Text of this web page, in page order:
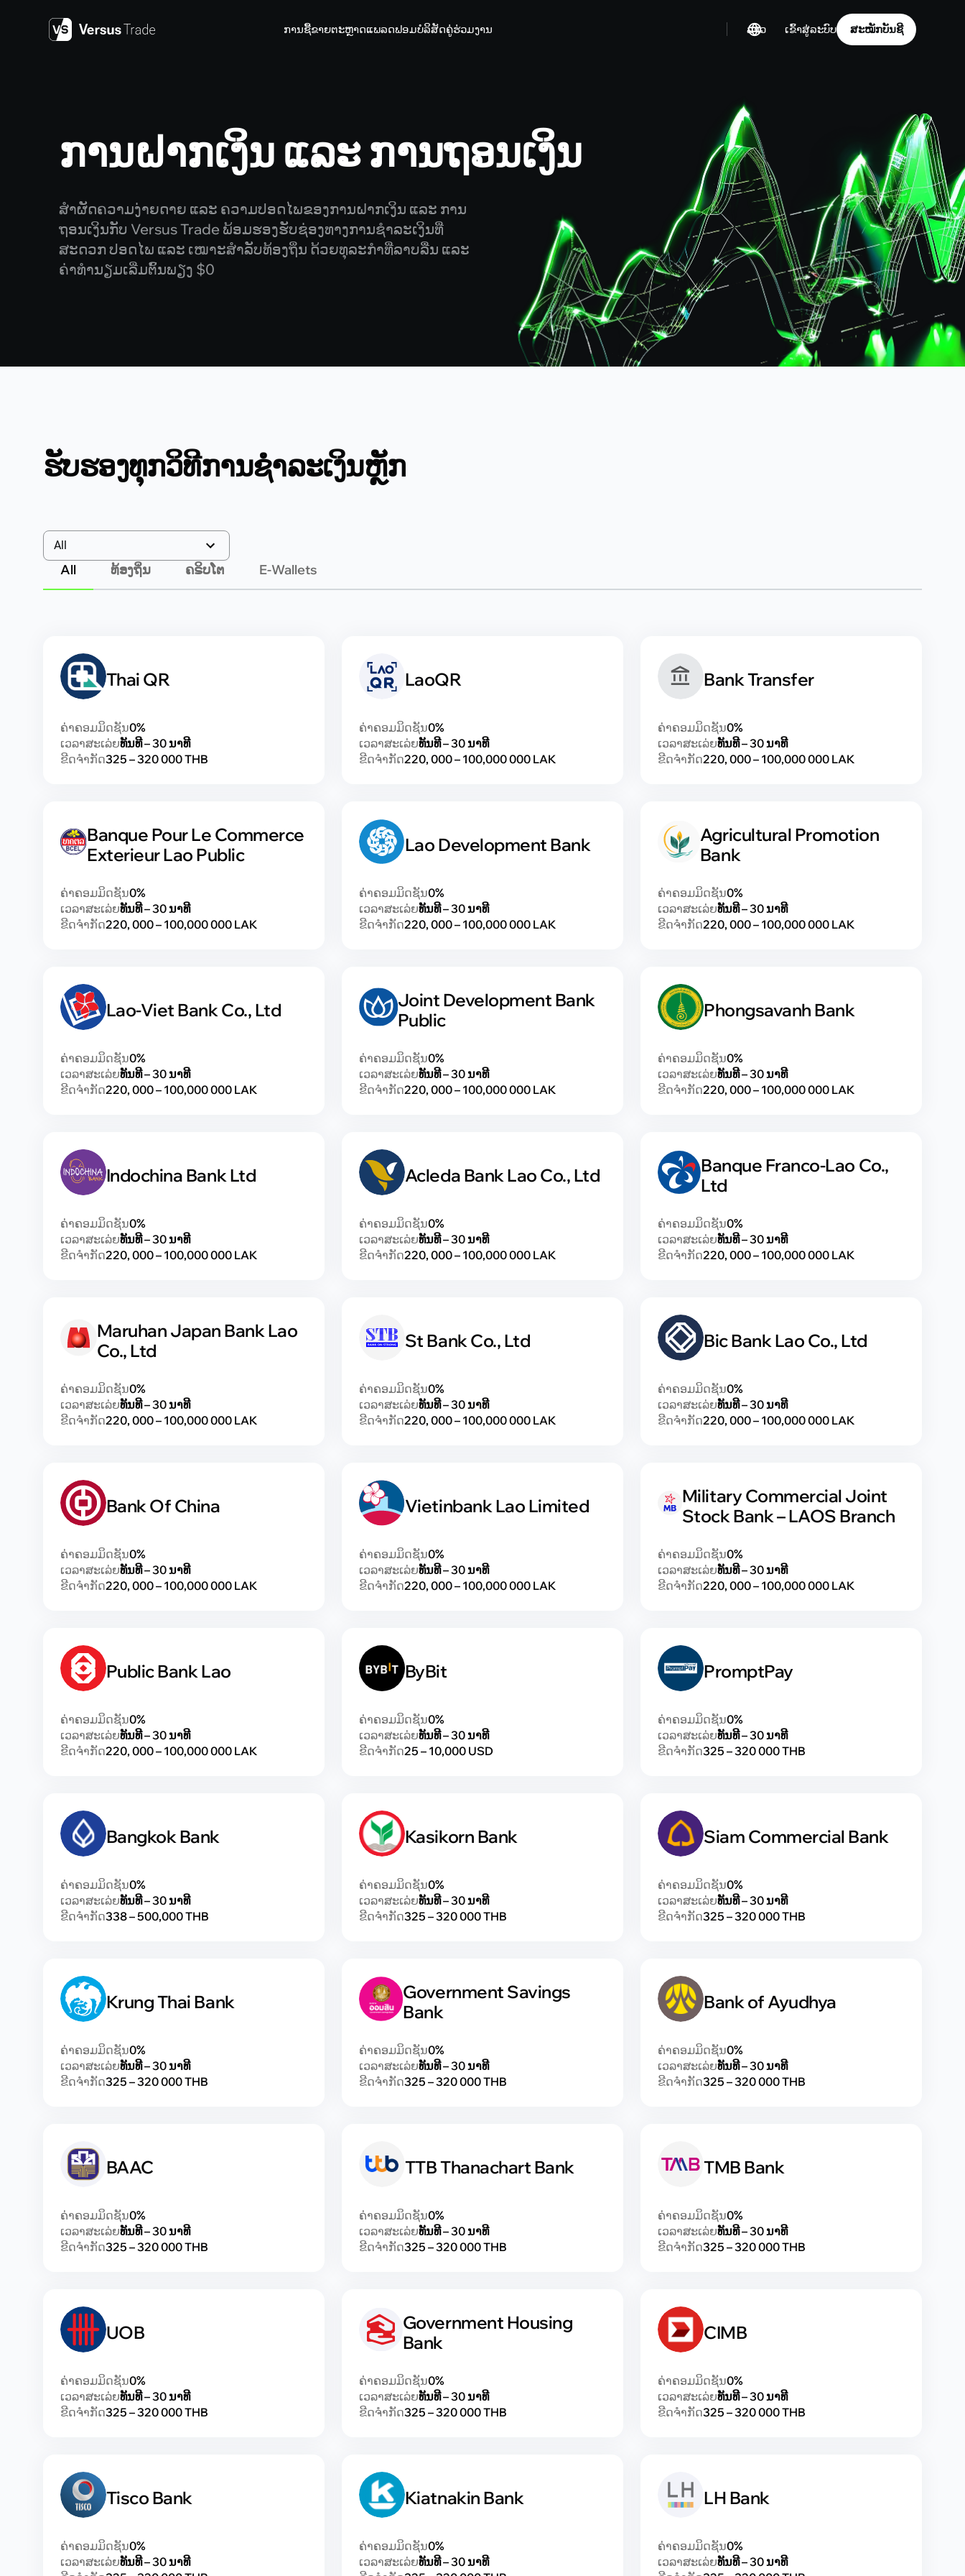
ການຊື້ຂາຍຕະຫຼາດແພລດຟອມບໍລິສັດຄູ່ຮ່ວມງານ ລາວ ເຂົ້າສູ່ລະບົບ ສະໝັກບັນຊີ
ການຝາກເງິນ ແລະ ການຖອນເງິນ
ສຳຜັດຄວາມງ່າຍດາຍ ແລະ ຄວາມປອດໄພຂອງການຝາກເງິນ ແລະ ການ
ຖອນເງິນກັບ Versus Trade ພ້ອມຮອງຮັບຊ່ອງທາງການຊຳລະເງິນທີ່
ສະດວກ ປອດໄພ ແລະ ເໝາະສຳລັບທ້ອງຖິ່ນ ດ້ວຍທຸລະກຳທີ່ລາບລື່ນ ແລະ
ຄ່າທຳນຽມເລີ່ມຕົ້ນພຽງ $0
ຮັບຮອງທຸກວິທີການຊໍາລະເງິນຫຼັກ
All
ລາວ
All ທ້ອງຖິ່ນ ຄຣິບໂຕ E-Wallets
Thai QR
ຄ່າຄອມມິດຊັນ0%
ເວລາສະເລ່ຍທັນທີ – 30 ນາທີ
ຂີດຈຳກັດ325 – 320 000 THB
LaoQR
ຄ່າຄອມມິດຊັນ0%
ເວລາສະເລ່ຍທັນທີ – 30 ນາທີ
ຂີດຈຳກັດ220, 000 – 100,000 000 LAK
Bank Transfer
ຄ່າຄອມມິດຊັນ0%
ເວລາສະເລ່ຍທັນທີ – 30 ນາທີ
ຂີດຈຳກັດ220, 000 – 100,000 000 LAK
Banque Pour Le Commerce
Exterieur Lao Public
ຄ່າຄອມມິດຊັນ0%
ເວລາສະເລ່ຍທັນທີ – 30 ນາທີ
ຂີດຈຳກັດ220, 000 – 100,000 000 LAK
Lao Development Bank
ຄ່າຄອມມິດຊັນ0%
ເວລາສະເລ່ຍທັນທີ – 30 ນາທີ
ຂີດຈຳກັດ220, 000 – 100,000 000 LAK
Agricultural Promotion
Bank
ຄ່າຄອມມິດຊັນ0%
ເວລາສະເລ່ຍທັນທີ – 30 ນາທີ
ຂີດຈຳກັດ220, 000 – 100,000 000 LAK
Lao-Viet Bank Co., Ltd
ຄ່າຄອມມິດຊັນ0%
ເວລາສະເລ່ຍທັນທີ – 30 ນາທີ
ຂີດຈຳກັດ220, 000 – 100,000 000 LAK
Joint Development Bank
Public
ຄ່າຄອມມິດຊັນ0%
ເວລາສະເລ່ຍທັນທີ – 30 ນາທີ
ຂີດຈຳກັດ220, 000 – 100,000 000 LAK
Phongsavanh Bank
ຄ່າຄອມມິດຊັນ0%
ເວລາສະເລ່ຍທັນທີ – 30 ນາທີ
ຂີດຈຳກັດ220, 000 – 100,000 000 LAK
Indochina Bank Ltd
ຄ່າຄອມມິດຊັນ0%
ເວລາສະເລ່ຍທັນທີ – 30 ນາທີ
ຂີດຈຳກັດ220, 000 – 100,000 000 LAK
Acleda Bank Lao Co., Ltd
ຄ່າຄອມມິດຊັນ0%
ເວລາສະເລ່ຍທັນທີ – 30 ນາທີ
ຂີດຈຳກັດ220, 000 – 100,000 000 LAK
Banque Franco-Lao Co.,
Ltd
ຄ່າຄອມມິດຊັນ0%
ເວລາສະເລ່ຍທັນທີ – 30 ນາທີ
ຂີດຈຳກັດ220, 000 – 100,000 000 LAK
Maruhan Japan Bank Lao
Co., Ltd
ຄ່າຄອມມິດຊັນ0%
ເວລາສະເລ່ຍທັນທີ – 30 ນາທີ
ຂີດຈຳກັດ220, 000 – 100,000 000 LAK
St Bank Co., Ltd
ຄ່າຄອມມິດຊັນ0%
ເວລາສະເລ່ຍທັນທີ – 30 ນາທີ
ຂີດຈຳກັດ220, 000 – 100,000 000 LAK
Bic Bank Lao Co., Ltd
ຄ່າຄອມມິດຊັນ0%
ເວລາສະເລ່ຍທັນທີ – 30 ນາທີ
ຂີດຈຳກັດ220, 000 – 100,000 000 LAK
Bank Of China
ຄ່າຄອມມິດຊັນ0%
ເວລາສະເລ່ຍທັນທີ – 30 ນາທີ
ຂີດຈຳກັດ220, 000 – 100,000 000 LAK
Vietinbank Lao Limited
ຄ່າຄອມມິດຊັນ0%
ເວລາສະເລ່ຍທັນທີ – 30 ນາທີ
ຂີດຈຳກັດ220, 000 – 100,000 000 LAK
Military Commercial Joint
Stock Bank – LAOS Branch
ຄ່າຄອມມິດຊັນ0%
ເວລາສະເລ່ຍທັນທີ – 30 ນາທີ
ຂີດຈຳກັດ220, 000 – 100,000 000 LAK
Public Bank Lao
ຄ່າຄອມມິດຊັນ0%
ເວລາສະເລ່ຍທັນທີ – 30 ນາທີ
ຂີດຈຳກັດ220, 000 – 100,000 000 LAK
ByBit
ຄ່າຄອມມິດຊັນ0%
ເວລາສະເລ່ຍທັນທີ – 30 ນາທີ
ຂີດຈຳກັດ25 – 10,000 USD
PromptPay
ຄ່າຄອມມິດຊັນ0%
ເວລາສະເລ່ຍທັນທີ – 30 ນາທີ
ຂີດຈຳກັດ325 – 320 000 THB
Bangkok Bank
ຄ່າຄອມມິດຊັນ0%
ເວລາສະເລ່ຍທັນທີ – 30 ນາທີ
ຂີດຈຳກັດ338 – 500,000 THB
Kasikorn Bank
ຄ່າຄອມມິດຊັນ0%
ເວລາສະເລ່ຍທັນທີ – 30 ນາທີ
ຂີດຈຳກັດ325 – 320 000 THB
Siam Commercial Bank
ຄ່າຄອມມິດຊັນ0%
ເວລາສະເລ່ຍທັນທີ – 30 ນາທີ
ຂີດຈຳກັດ325 – 320 000 THB
Krung Thai Bank
ຄ່າຄອມມິດຊັນ0%
ເວລາສະເລ່ຍທັນທີ – 30 ນາທີ
ຂີດຈຳກັດ325 – 320 000 THB
Government Savings
Bank
ຄ່າຄອມມິດຊັນ0%
ເວລາສະເລ່ຍທັນທີ – 30 ນາທີ
ຂີດຈຳກັດ325 – 320 000 THB
Bank of Ayudhya
ຄ່າຄອມມິດຊັນ0%
ເວລາສະເລ່ຍທັນທີ – 30 ນາທີ
ຂີດຈຳກັດ325 – 320 000 THB
BAAC
ຄ່າຄອມມິດຊັນ0%
ເວລາສະເລ່ຍທັນທີ – 30 ນາທີ
ຂີດຈຳກັດ325 – 320 000 THB
TTB Thanachart Bank
ຄ່າຄອມມິດຊັນ0%
ເວລາສະເລ່ຍທັນທີ – 30 ນາທີ
ຂີດຈຳກັດ325 – 320 000 THB
TMB Bank
ຄ່າຄອມມິດຊັນ0%
ເວລາສະເລ່ຍທັນທີ – 30 ນາທີ
ຂີດຈຳກັດ325 – 320 000 THB
UOB
ຄ່າຄອມມິດຊັນ0%
ເວລາສະເລ່ຍທັນທີ – 30 ນາທີ
ຂີດຈຳກັດ325 – 320 000 THB
Government Housing
Bank
ຄ່າຄອມມິດຊັນ0%
ເວລາສະເລ່ຍທັນທີ – 30 ນາທີ
ຂີດຈຳກັດ325 – 320 000 THB
CIMB
ຄ່າຄອມມິດຊັນ0%
ເວລາສະເລ່ຍທັນທີ – 30 ນາທີ
ຂີດຈຳກັດ325 – 320 000 THB
Tisco Bank
ຄ່າຄອມມິດຊັນ0%
ເວລາສະເລ່ຍທັນທີ – 30 ນາທີ
Kiatnakin Bank
ຄ່າຄອມມິດຊັນ0%
ເວລາສະເລ່ຍທັນທີ – 30 ນາທີ
LH Bank
ຄ່າຄອມມິດຊັນ0%
ເວລາສະເລ່ຍທັນທີ – 30 ນາທີ